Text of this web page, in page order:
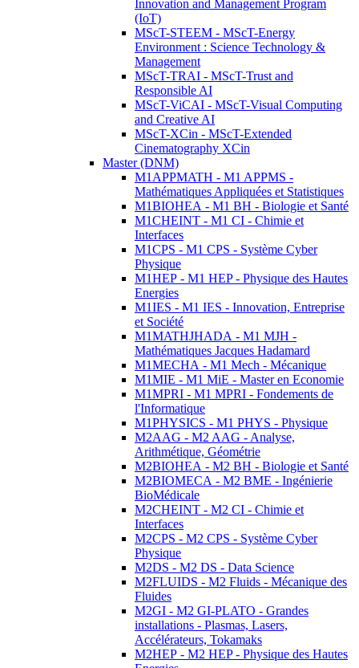
Innovation and Management Program
(IoT)
MScT-STEEM - MScT-Energy
Environment : Science Technology &
Management
MScT-TRAI - MScT-Trust and
Responsible AI
MScT-ViCAI - MScT-Visual Computing
and Creative AI
MScT-XCin - MScT-Extended
Cinematography XCin
Master (DNM)
M1APPMATH - M1 APPMS -
Mathématiques Appliquées et Statistiques
M1BIOHEA - M1 BH - Biologie et Santé
M1CHEINT - M1 CI - Chimie et
Interfaces
M1CPS - M1 CPS - Système Cyber
Physique
M1HEP - M1 HEP - Physique des Hautes
Energies
M1IES - M1 IES - Innovation, Entreprise
et Société
M1MATHJHADA - M1 MJH -
Mathématiques Jacques Hadamard
M1MECHA - M1 Mech - Mécanique
M1MIE - M1 MiE - Master en Economie
M1MPRI - M1 MPRI - Fondements de
l'Informatique
M1PHYSICS - M1 PHYS - Physique
M2AAG - M2 AAG - Analyse,
Arithmétique, Géométrie
M2BIOHEA - M2 BH - Biologie et Santé
M2BIOMECA - M2 BME - Ingénierie
BioMédicale
M2CHEINT - M2 CI - Chimie et
Interfaces
M2CPS - M2 CPS - Système Cyber
Physique
M2DS - M2 DS - Data Science
M2FLUIDS - M2 Fluids - Mécanique des
Fluides
M2GI - M2 GI-PLATO - Grandes
installations - Plasmas, Lasers,
Accélérateurs, Tokamaks
M2HEP - M2 HEP - Physique des Hautes